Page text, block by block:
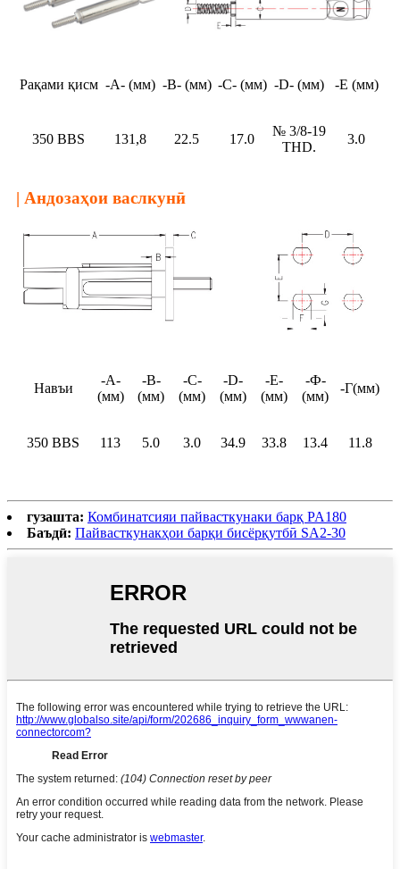
Рақами қисм -А- (мм) -B- (мм) -C- (мм) -D- (мм) -E (мм)
350 BBS 131,8 22.5 17.0
№ 3/8-19
THD.
3.0
| Андозаҳои васлкунӣ
Навъи
-А-
(мм)
-B-
(мм)
-C-
(мм)
-D-
(мм)
-E-
(мм)
-Ф-
(мм)
-Г(мм)
350 BBS 113 5.0 3.0 34.9 33.8 13.4 11.8
гузашта: Комбинатсияи пайвасткунаки барқ ​​PA180
Баъдӣ: Пайвасткунакҳои барқи бисёрқутбӣ SA2-30